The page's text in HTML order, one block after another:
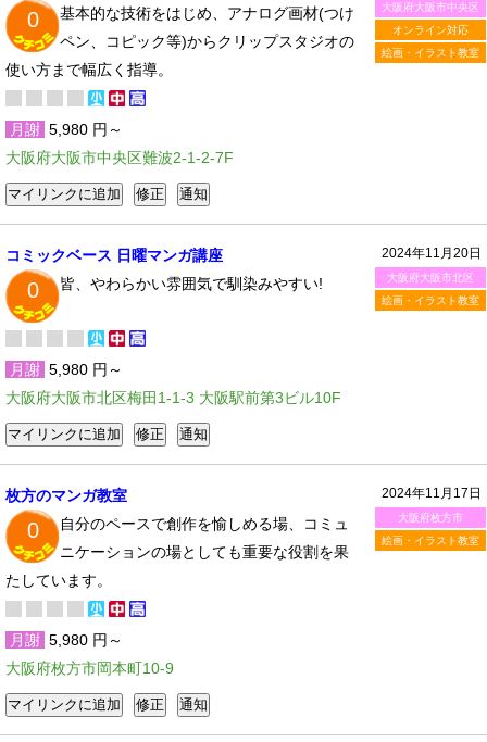
大阪府大阪市中央区
オンライン対応
絵画・イラスト教室
0
基本的な技術をはじめ、アナログ画材(つけ
ペン、コピック等)からクリップスタジオの
使い方まで幅広く指導。
月謝 5,980 円～
大阪府大阪市中央区難波2-1-2-7F
2024年11月20日
大阪府大阪市北区
絵画・イラスト教室
コミックベース 日曜マンガ講座
0 皆、やわらかい雰囲気で馴染みやすい!
月謝 5,980 円～
大阪府大阪市北区梅田1-1-3 大阪駅前第3ビル10F
2024年11月17日
大阪府枚方市
絵画・イラスト教室
枚方のマンガ教室
0
自分のペースで創作を愉しめる場、コミュ
ニケーションの場としても重要な役割を果
たしています。
月謝 5,980 円～
大阪府枚方市岡本町10-9